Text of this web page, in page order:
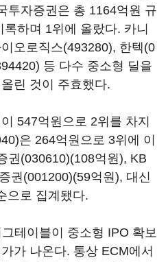
투자증권은 총 1164억원 규
하며 1위에 올랐다. 카니
오로직스(493280), 한텍(0
등 다수 중소형 딜을
린 것이 주효했다.
547억원으로 2위를 차지
은 264억원으로 3위에 이
권(030610)(108억원), KB
권(001200)(59억원), 대신
으로 집계됐다.
테이블이 중소형 IPO 확보
가 나온다. 통상 ECM에서